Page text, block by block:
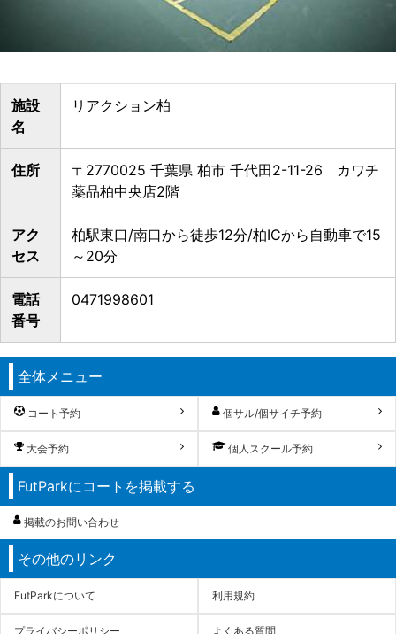
施設
名
リアクション柏
住所
〒2770025 千葉県 柏市 千代田2-11-26 カワチ
薬品柏中央店2階
アク
セス
柏駅東口/南口から徒歩12分/柏ICから自動車で15
～20分
電話
番号
0471998601
全体メニュー
コート予約 個サル/個サイチ予約
大会予約 個人スクール予約
FutParkにコートを掲載する
掲載のお問い合わせ
その他のリンク
FutParkについて 利用規約
プライバシーポリシー よくある質問